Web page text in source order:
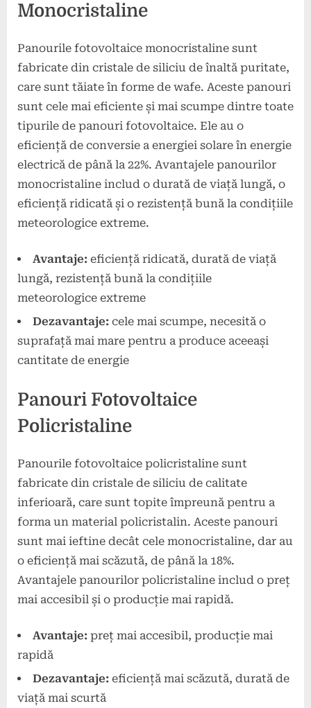
Monocristaline
Panourile fotovoltaice monocristaline sunt
fabricate din cristale de siliciu de înaltă puritate,
care sunt tăiate în forme de wafe. Aceste panouri
sunt cele mai eficiente și mai scumpe dintre toate
tipurile de panouri fotovoltaice. Ele au o
eficiență de conversie a energiei solare în energie
electrică de până la 22%. Avantajele panourilor
monocristaline includ o durată de viață lungă, o
eficiență ridicată și o rezistență bună la condițiile
meteorologice extreme.
Avantaje: eficiență ridicată, durată de viață
lungă, rezistență bună la condițiile
meteorologice extreme
Dezavantaje: cele mai scumpe, necesită o
suprafață mai mare pentru a produce aceeași
cantitate de energie
Panouri Fotovoltaice
Policristaline
Panourile fotovoltaice policristaline sunt
fabricate din cristale de siliciu de calitate
inferioară, care sunt topite împreună pentru a
forma un material policristalin. Aceste panouri
sunt mai ieftine decât cele monocristaline, dar au
o eficiență mai scăzută, de până la 18%.
Avantajele panourilor policristaline includ o preț
mai accesibil și o producție mai rapidă.
Avantaje: preț mai accesibil, producție mai
rapidă
Dezavantaje: eficiență mai scăzută, durată de
viață mai scurtă